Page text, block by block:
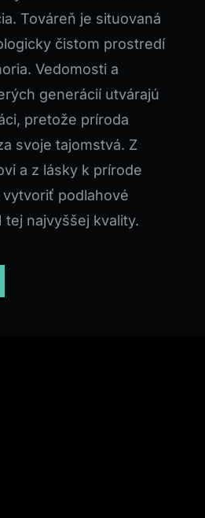
Továreň je situovaná
čistom prostredí
Vedomosti a
generácií utvárajú
pretože príroda
svoje tajomstvá. Z
a z lásky k prírode
podlahové
tej najvyššej kvality.